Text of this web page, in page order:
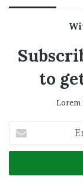
to
Lorem
your
Email